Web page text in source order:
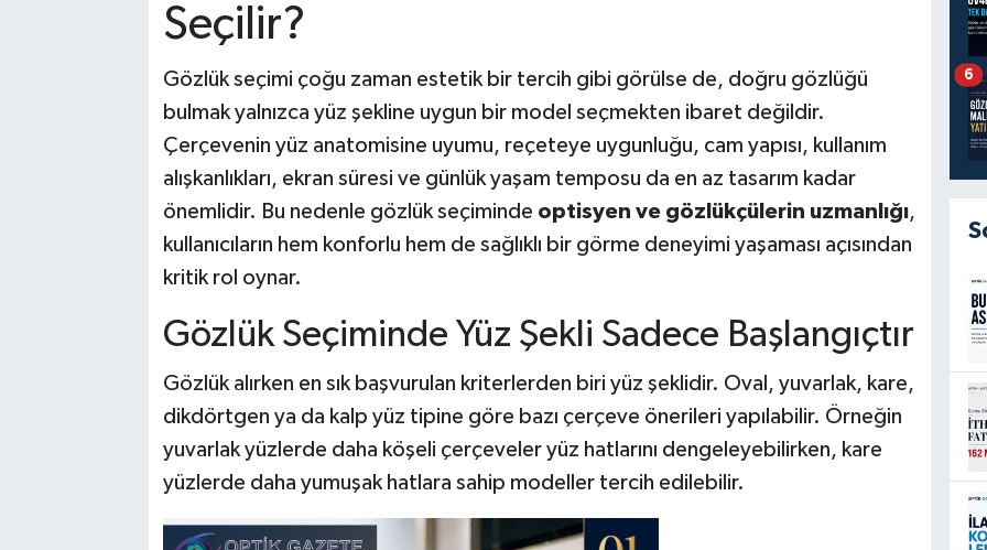
Seçilir?
Gözlük seçimi çoğu zaman estetik bir tercih gibi görülse de, doğru gözlüğü
bulmak yalnızca yüz şekline uygun bir model seçmekten ibaret değildir.
Çerçevenin yüz anatomisine uyumu, reçeteye uygunluğu, cam yapısı, kullanım
alışkanlıkları, ekran süresi ve günlük yaşam temposu da en az tasarım kadar
önemlidir. Bu nedenle gözlük seçiminde optisyen ve gözlükçülerin uzmanlığı,
kullanıcıların hem konforlu hem de sağlıklı bir görme deneyimi yaşaması açısından
kritik rol oynar.
Gözlük Seçiminde Yüz Şekli Sadece Başlangıçtır
Gözlük alırken en sık başvurulan kriterlerden biri yüz şeklidir. Oval, yuvarlak, kare,
dikdörtgen ya da kalp yüz tipine göre bazı çerçeve önerileri yapılabilir. Örneğin
yuvarlak yüzlerde daha köşeli çerçeveler yüz hatlarını dengeleyebilirken, kare
yüzlerde daha yumuşak hatlara sahip modeller tercih edilebilir.
6